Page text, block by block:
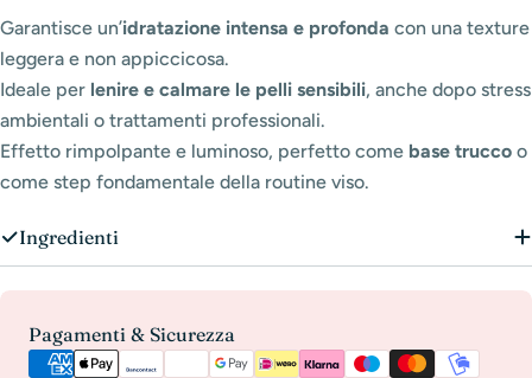
Garantisce un’idratazione intensa e profonda con una texture
leggera e non appiccicosa.
Ideale per lenire e calmare le pelli sensibili, anche dopo stress
ambientali o trattamenti professionali.
Effetto rimpolpante e luminoso, perfetto come base trucco o
come step fondamentale della routine viso.
Ingredienti
Pagamenti & Sicurezza
Metodi